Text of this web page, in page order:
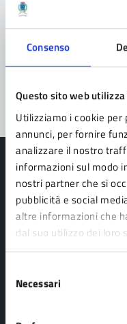
Consenso
Questo sito web utilizza
Utilizziamo i cookie
annunci, per fornire
analizzare il nostro
informazioni sul modo
nostri partner che si
pubblicità e social
altre informazioni che
dal suo utilizzo dei loro
delNecessari
Problemi in città
Comune di
Organi di governo